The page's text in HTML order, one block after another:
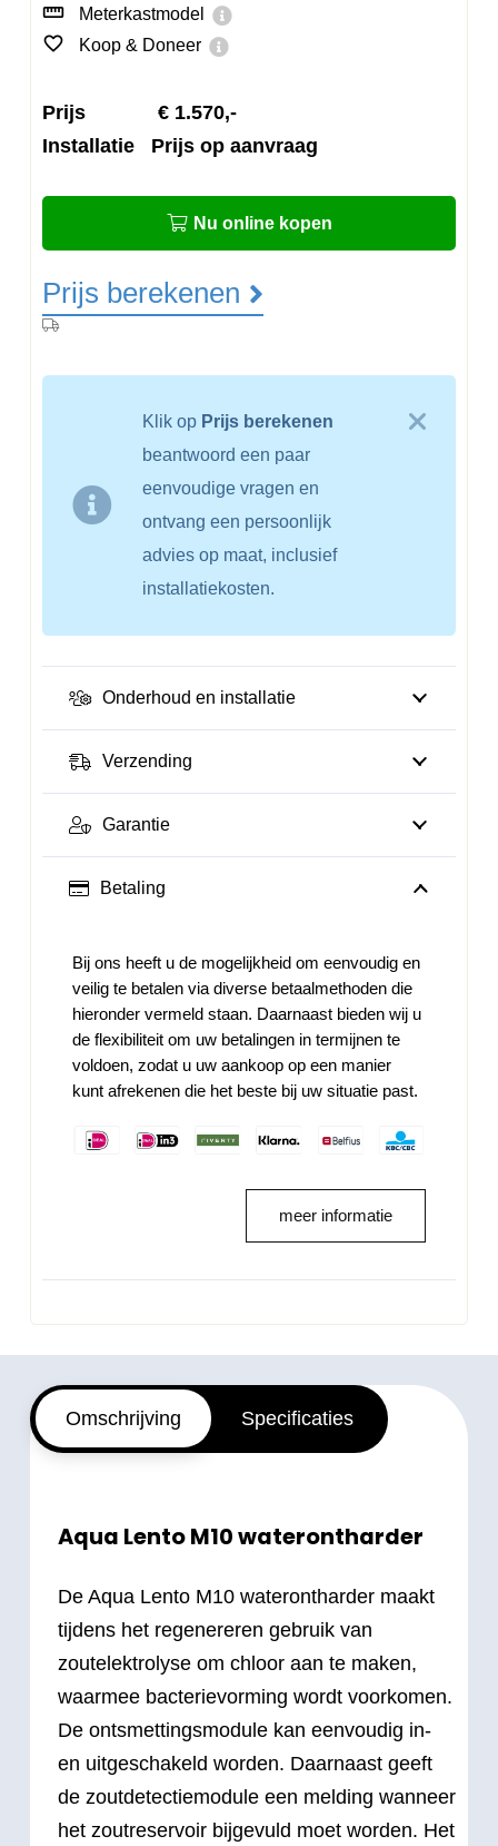
straighten Meterkastmodel
favorite_border Koop & Doneer
Prijs € 1.570,-
Installatie Prijs op aanvraag
Nu online kopen
Prijs berekenen
Klik op Prijs berekenen
beantwoord een paar
eenvoudige vragen en
ontvang een persoonlijk
advies op maat, inclusief
installatiekosten.
Onderhoud en installatie
Verzending
Garantie
Betaling
Bij ons heeft u de mogelijkheid om eenvoudig en
veilig te betalen via diverse betaalmethoden die
hieronder vermeld staan. Daarnaast bieden wij u
de flexibiliteit om uw betalingen in termijnen te
voldoen, zodat u uw aankoop op een manier
kunt afrekenen die het beste bij uw situatie past.
meer informatie
Omschrijving Specificaties
Aqua Lento M10 waterontharder
De Aqua Lento M10 waterontharder maakt
tijdens het regenereren gebruik van
zoutelektrolyse om chloor aan te maken,
waarmee bacterievorming wordt voorkomen.
De ontsmettingsmodule kan eenvoudig in-
en uitgeschakeld worden. Daarnaast geeft
de zoutdetectiemodule een melding wanneer
het zoutreservoir bijgevuld moet worden. Het